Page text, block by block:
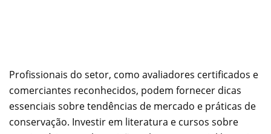
Profissionais do setor, como avaliadores certificados e
comerciantes reconhecidos, podem fornecer dicas
essenciais sobre tendências de mercado e práticas de
conservação. Investir em literatura e cursos sobre